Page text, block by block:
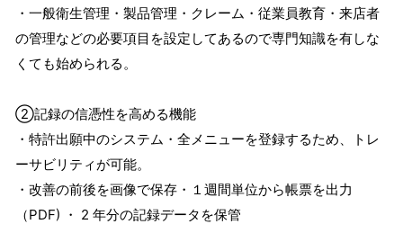
・一般衛生管理・製品管理・クレーム・従業員教育・来店者
の管理などの必要項目を設定してあるので専門知識を有しな
くても始められる。
②記録の信憑性を高める機能
・特許出願中のシステム・全メニューを登録するため、トレ
ーサビリティが可能。
・改善の前後を画像で保存・１週間単位から帳票を出力
（PDF) ・ 2 年分の記録データを保管